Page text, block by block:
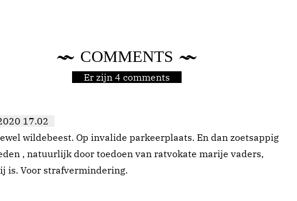
COMMENTS
Er zijn 4 comments
17.02
wildebeest. Op invalide parkeerplaats. En dan zoetsappig
, natuurlijk door toedoen van ratvokate marije vaders,
is. Voor strafvermindering.